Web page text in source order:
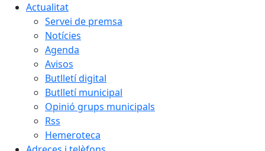
Actualitat
Servei de premsa
Notícies
Agenda
Avisos
Butlletí digital
Butlletí municipal
Opinió grups municipals
Rss
Hemeroteca